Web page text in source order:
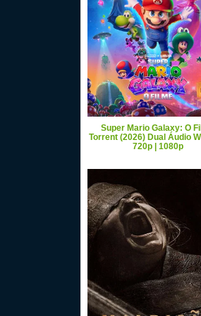
Super Mario Galaxy: O
Torrent (2026) Dual Áudio
720p | 1080p